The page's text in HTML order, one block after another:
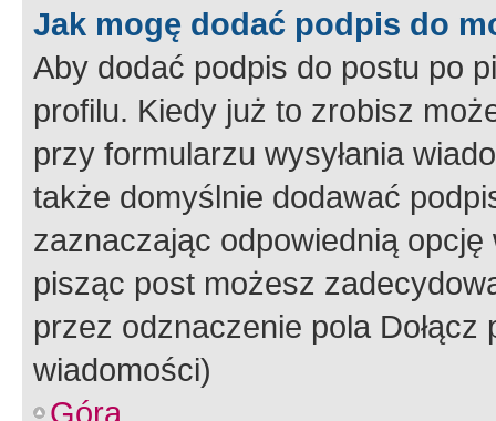
Jak mogę dodać podpis do
Aby dodać podpis do postu po
profilu. Kiedy już to zrobisz
przy formularzu wysyłania
także domyślnie dodawać
zaznaczając odpowiednią
pisząc post możesz
przez odznaczenie pola
wiadomości)
Góra